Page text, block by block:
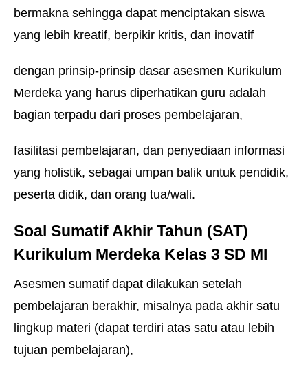
bermakna sehingga dapat menciptakan siswa
yang lebih kreatif, berpikir kritis, dan inovatif
dengan prinsip-prinsip dasar asesmen Kurikulum
Merdeka yang harus diperhatikan guru adalah
bagian terpadu dari proses pembelajaran,
fasilitasi pembelajaran, dan penyediaan informasi
yang holistik, sebagai umpan balik untuk pendidik,
peserta didik, dan orang tua/wali.
Soal Sumatif Akhir Tahun (SAT)
Kurikulum Merdeka Kelas 3 SD MI
Asesmen sumatif dapat dilakukan setelah
pembelajaran berakhir, misalnya pada akhir satu
lingkup materi (dapat terdiri atas satu atau lebih
tujuan pembelajaran),